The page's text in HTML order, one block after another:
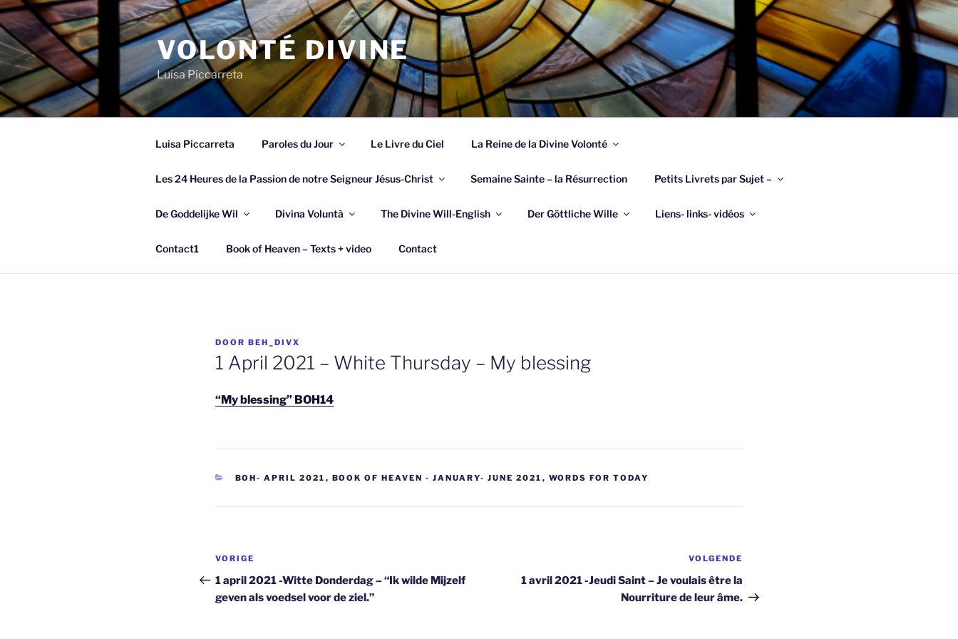
Spring
naar
de
inhoud
VOLONTÉ DIVINE
Luisa Piccarreta
Luisa Piccarreta Paroles du Jour Le Livre du Ciel La Reine de la Divine Volonté
Les 24 Heures de la Passion de notre Seigneur Jésus-Christ Semaine Sainte – la Résurrection Petits Livrets par Sujet –
De Goddelijke Wil Divina Voluntà The Divine Will-English Der Göttliche Wille Liens- links- vidéos
Contact1 Book of Heaven – Texts + video Contact
GEPLAATST
OP
DOOR BEH_DIVX
1 April 2021 – White Thursday – My blessing
“My blessing” BOH14
CATEGORIEËN
BOH- APRIL 2021 , BOOK OF HEAVEN - JANUARY- JUNE 2021 , WORDS FOR TODAY
Berichtnavigatie
Vorig
bericht
VORIGE
1 april 2021 -Witte Donderdag – “Ik wilde Mijzelf
geven als voedsel voor de ziel.”
VOLGENDE
1 avril 2021 -Jeudi Saint – Je voulais être la
Nourriture de leur âme.